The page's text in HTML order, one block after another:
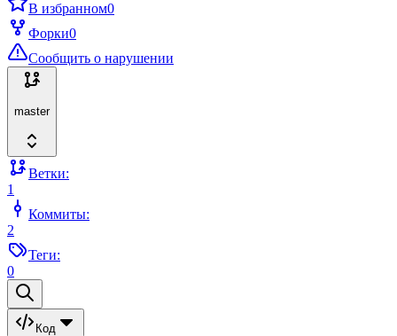
В избранном0
Форки0
Сообщить о нарушении
master
Ветки:
1
Коммиты:
2
Теги:
0
Код